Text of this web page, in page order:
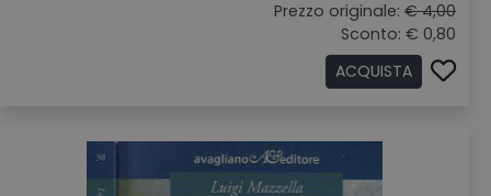
Prezzo originale: € 4,00
Sconto: € 0,80
ACQUISTA